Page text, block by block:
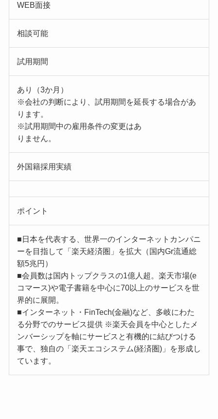
WEB面接
相談可能
試用期間
あり（3か月）
※会社の判断により、試用期間を延長する場合があ
ります。
※試用期間中の雇用条件の変更はあ
りません。
外国籍採用実績
ポイント
■日本を代表する、世界一のインターネットカンパニ
ーを目指して「楽天経済圏」を拡大（国内Gr流通総
額5兆円）
■会員数は国内トップクラスの1億人超。楽天市場(e
コマース)や電子書籍を中心に70以上のサービスを世
界的に展開。
■インターネット・FinTech(金融)など、多岐にわた
る分野でのサービス提供 ※楽天会員を中心としたメ
ンバーシップを軸にサービスと有機的に結びつける
事で、独自の「楽天エコシステム(経済圏)」を形成し
ています。